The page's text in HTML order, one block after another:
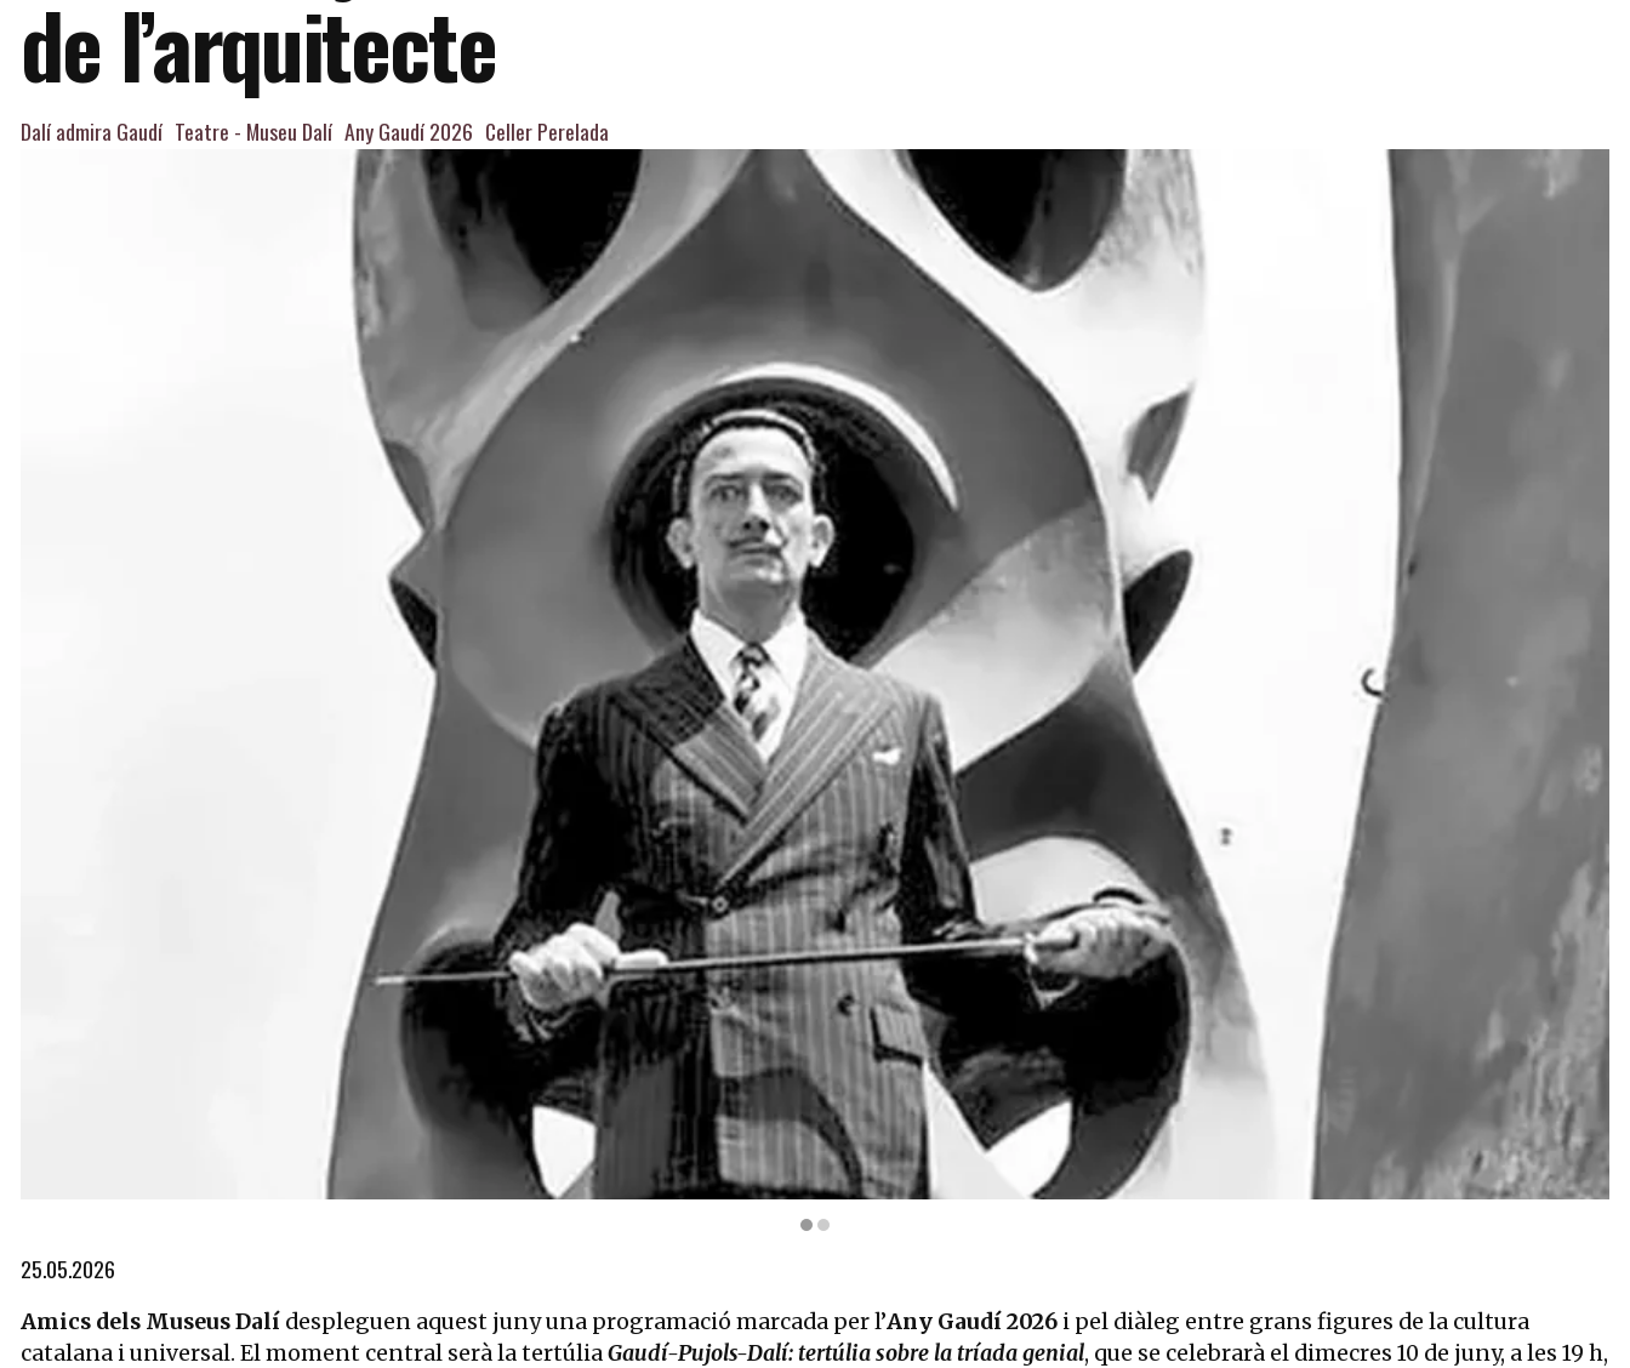
de l’arquitecte
Dalí admira Gaudí Teatre - Museu Dalí Any Gaudí 2026 Celler Perelada
Diapositiva 1 de 2: Dalí a La Pedrera en 1951 | © Ricard Sans
25.05.2026
Amics dels Museus Dalí despleguen aquest juny una programació marcada per l’Any Gaudí 2026 i pel diàleg entre grans figures de la cultura
catalana i universal. El moment central serà la tertúliaGaudí-Pujols-Dalí: tertúlia sobre la tríada genial, que se celebrarà el dimecres 10 de juny, a les 19 h,